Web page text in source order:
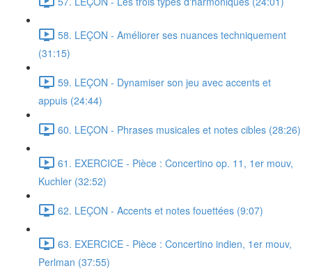
58. LEÇON - Améliorer ses nuances techniquement
(31:15)
59. LEÇON - Dynamiser son jeu avec accents et
appuis (24:44)
60. LEÇON - Phrases musicales et notes cibles (28:26)
61. EXERCICE - Pièce : Concertino op. 11, 1er mouv,
Kuchler (32:52)
62. LEÇON - Accents et notes fouettées (9:07)
63. EXERCICE - Pièce : Concertino indien, 1er mouv,
Perlman (37:55)